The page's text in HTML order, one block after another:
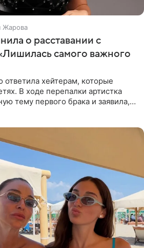
Жарова
о расставании с
самого важного
ответила хейтерам, которые
В ходе перепалки артистка
тему первого брака и заявила,